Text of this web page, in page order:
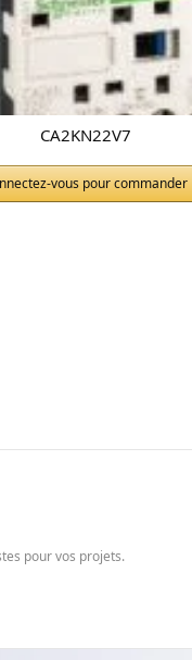
CA2KN22V7
vous pour commander
pour vos projets.